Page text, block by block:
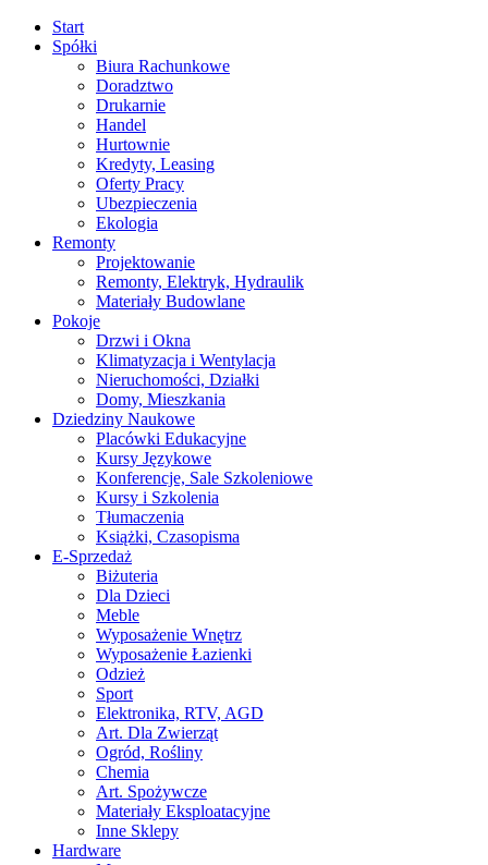
Start
Spółki
Biura Rachunkowe
Doradztwo
Drukarnie
Handel
Hurtownie
Kredyty, Leasing
Oferty Pracy
Ubezpieczenia
Ekologia
Remonty
Projektowanie
Remonty, Elektryk, Hydraulik
Materiały Budowlane
Pokoje
Drzwi i Okna
Klimatyzacja i Wentylacja
Nieruchomości, Działki
Domy, Mieszkania
Dziedziny Naukowe
Placówki Edukacyjne
Kursy Językowe
Konferencje, Sale Szkoleniowe
Kursy i Szkolenia
Tłumaczenia
Książki, Czasopisma
E-Sprzedaż
Biżuteria
Dla Dzieci
Meble
Wyposażenie Wnętrz
Wyposażenie Łazienki
Odzież
Sport
Elektronika, RTV, AGD
Art. Dla Zwierząt
Ogród, Rośliny
Chemia
Art. Spożywcze
Materiały Eksploatacyjne
Inne Sklepy
Hardware